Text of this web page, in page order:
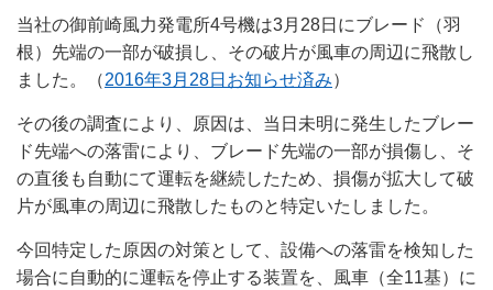
当社の御前崎風力発電所4号機は3月28日にブレード（羽
根）先端の一部が破損し、その破片が風車の周辺に飛散し
ました。（2016年3月28日お知らせ済み）
その後の調査により、原因は、当日未明に発生したブレー
ド先端への落雷により、ブレード先端の一部が損傷し、そ
の直後も自動にて運転を継続したため、損傷が拡大して破
片が風車の周辺に飛散したものと特定いたしました。
今回特定した原因の対策として、設備への落雷を検知した
場合に自動的に運転を停止する装置を、風車（全11基）に